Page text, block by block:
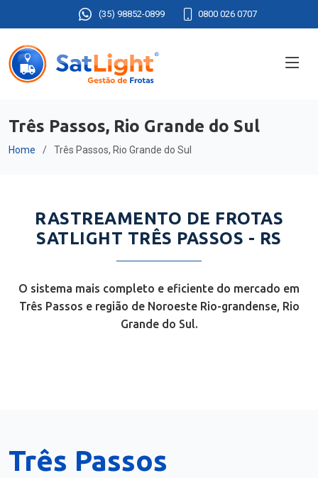
(35) 98852-0899 0800 026 0707
Três Passos, Rio Grande do Sul
Home Três Passos, Rio Grande do Sul
RASTREAMENTO DE FROTAS
SATLIGHT TRÊS PASSOS - RS
O sistema mais completo e eficiente do mercado em
Três Passos e região de Noroeste Rio-grandense, Rio
Grande do Sul.
Três Passos